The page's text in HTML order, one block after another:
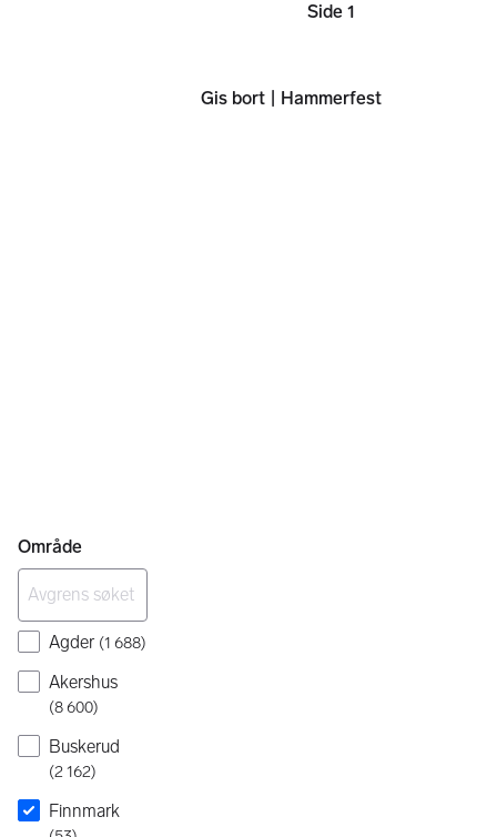
Område
Agder (1 688)
Akershus
(8 600)
Buskerud
(2 162)
Finnmark
Sider
Side 1
Gis bort | Hammerfest